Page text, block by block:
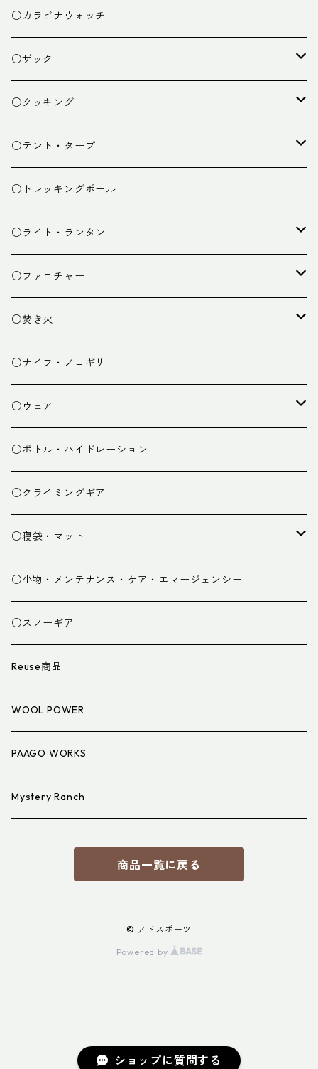
ショップに質問する
○カラビナウォッチ
○ザック
ザック
スタッフバッグ
ザック小物
○クッキング
クッカー
バーナー
カトラリー
クッキング小物
○テント・タープ
テント
タープ
ペグ・ハンマー・小物
○トレッキングポール
○ライト・ランタン
ライト
ランタン
○ファニチャー
テーブル
チェア
○焚き火
焚き火台
焚き火小物
○ナイフ・ノコギリ
○ウェア
ミドルレイヤー
ベースレイヤー
パンツ
グローブ
スパッツ・ゲイター
衣類小物
アイウェア
○ボトル・ハイドレーション
○クライミングギア
○寝袋・マット
寝袋
マット
寝具小物
○小物・メンテナンス・ケア・エマージェンシー
○スノーギア
Reuse商品
WOOL POWER
PAAGO WORKS
Mystery Ranch
商品一覧に戻る
© アドスポーツ
Powered by